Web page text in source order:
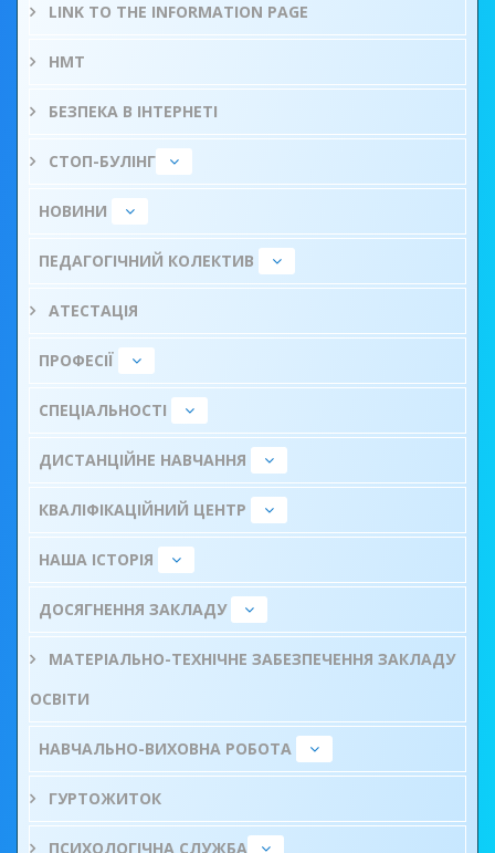
LINK TO THE INFORMATION PAGE
НМТ
БЕЗПЕКА В ІНТЕРНЕТІ
СТОП-БУЛІНГ
НОВИНИ
ПЕДАГОГІЧНИЙ КОЛЕКТИВ
АТЕСТАЦІЯ
ПРОФЕСІЇ
СПЕЦІАЛЬНОСТІ
ДИСТАНЦІЙНЕ НАВЧАННЯ
КВАЛІФІКАЦІЙНИЙ ЦЕНТР
НАША ІСТОРІЯ
ДОСЯГНЕННЯ ЗАКЛАДУ
МАТЕРІАЛЬНО-ТЕХНІЧНЕ ЗАБЕЗПЕЧЕННЯ ЗАКЛАДУ
ОСВІТИ
НАВЧАЛЬНО-ВИХОВНА РОБОТА
ГУРТОЖИТОК
ПСИХОЛОГІЧНА СЛУЖБА